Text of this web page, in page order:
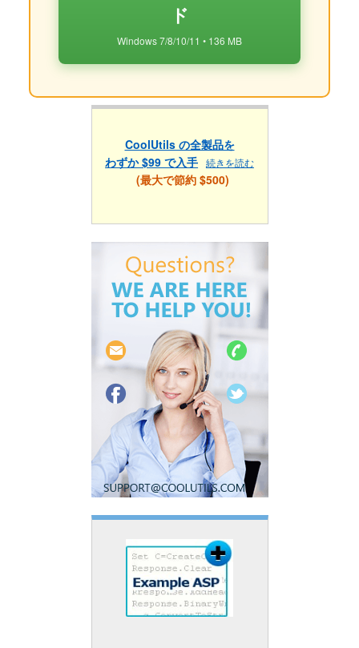
ド
Windows 7/8/10/11 • 136 MB
CoolUtils の全製品を
わずか $99 で入手 続きを読む
(最大で節約 $500)